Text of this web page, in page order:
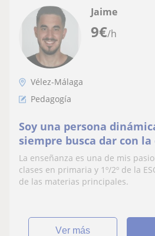
9€/h
Jaime
Vélez-Málaga
Pedagogía
Soy una persona
siempre busca dar con la
respuesta más adecuada
La enseñanza es una de mis
clases en primaria y 1º/2º de la
de las materias principales.
ver más